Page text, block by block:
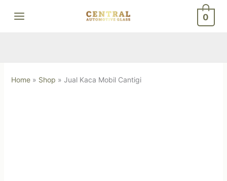
0
Home» Shop » Jual Kaca Mobil Cantigi